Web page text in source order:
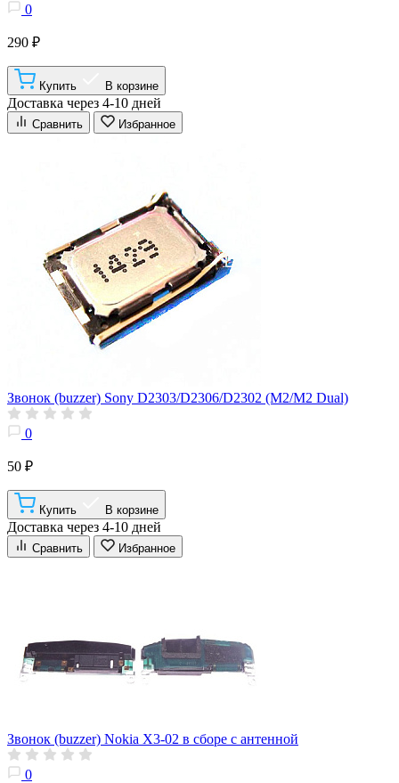
0
290 ₽
Купить В корзине
Доставка через 4-10 дней
Сравнить Избранное
Звонок (buzzer) Sony D2303/D2306/D2302 (M2/M2 Dual)
0
50 ₽
Купить В корзине
Доставка через 4-10 дней
Сравнить Избранное
Звонок (buzzer) Nokia X3-02 в сборе с антенной
0